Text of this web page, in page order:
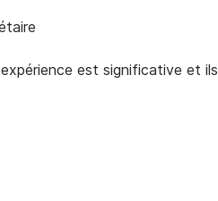
est significative et ils